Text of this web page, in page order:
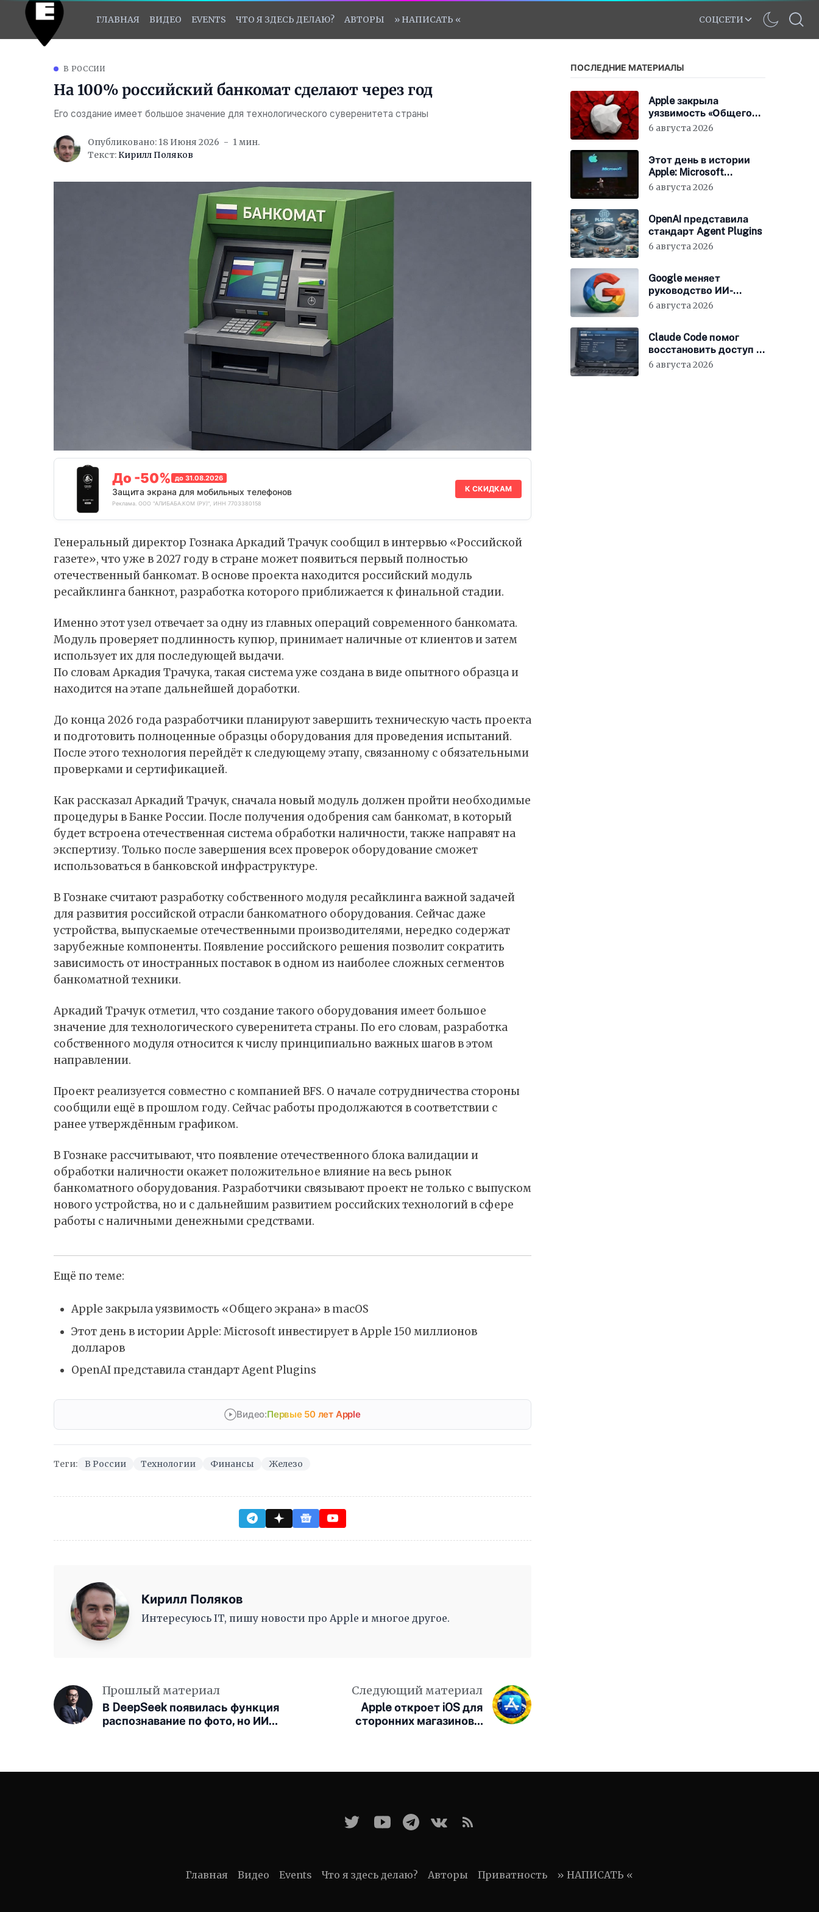
ГЛАВНАЯ ВИДЕО EVENTS ЧТО Я ЗДЕСЬ ДЕЛАЮ? АВТОРЫ » НАПИСАТЬ « СОЦСЕТИ
В РОССИИ
На 100% российский банкомат сделают через год
Его создание имеет большое значение для технологического суверенитета страны
Опубликовано: 18 Июня 2026
1 мин.
Текст: Кирилл Поляков
До -50% до 31.08.2026
Защита экрана для мобильных телефонов
Реклама. ООО "АЛИБАБА.КОМ (РУ)", ИНН 7703380158
К СКИДКАМ
Генеральный директор Гознака Аркадий Трачук сообщилв интервью «Российской
газете», что уже в 2027 году в стране может появиться первый полностью
отечественный банкомат. В основе проекта находится российский модуль
ресайклинга банкнот, разработка которого приближается к финальной стадии.
Именно этот узел отвечает за одну из главных операций современного банкомата.
Модуль проверяет подлинность купюр, принимает наличные от клиентов и затем
использует их для последующей выдачи.
По словам Аркадия Трачука, такая система уже создана в виде опытного образца и
находится на этапе дальнейшей доработки.
До конца 2026 года разработчики планируют завершить техническую часть проекта
и подготовить полноценные образцы оборудования для проведения испытаний.
После этого технология перейдёт к следующему этапу, связанному с обязательными
проверками и сертификацией.
Как рассказал Аркадий Трачук, сначала новый модуль должен пройти необходимые
процедуры в Банке России. После получения одобрения сам банкомат, в который
будет встроена отечественная система обработки наличности, также направят на
экспертизу. Только после завершения всех проверок оборудование сможет
использоваться в банковской инфраструктуре.
В Гознаке считают разработку собственного модуля ресайклинга важной задачей
для развития российской отрасли банкоматного оборудования. Сейчас даже
устройства, выпускаемые отечественными производителями, нередко содержат
зарубежные компоненты. Появление российского решения позволит сократить
зависимость от иностранных поставок в одном из наиболее сложных сегментов
банкоматной техники.
Аркадий Трачук отметил, что создание такого оборудования имеет большое
значение для технологического суверенитета страны. По его словам, разработка
собственного модуля относится к числу принципиально важных шагов в этом
направлении.
Проект реализуется совместно с компанией BFS. О начале сотрудничества стороны
сообщили ещё в прошлом году. Сейчас работы продолжаются в соответствии с
ранее утверждённым графиком.
В Гознаке рассчитывают, что появление отечественного блока валидации и
обработки наличности окажет положительное влияние на весь рынок
банкоматного оборудования. Разработчики связывают проект не только с выпуском
нового устройства, но и с дальнейшим развитием российских технологий в сфере
работы с наличными денежными средствами.
Ещё по теме:
Apple закрыла уязвимость «Общего экрана» в macOS
Этот день в истории Apple: Microsoft инвестирует в Apple 150 миллионов
долларов
OpenAI представила стандарт Agent Plugins
Видео:Первые 50 лет Apple
Теги: В России Технологии Финансы Железо
Кирилл Поляков
Интересуюсь IT, пишу новости про Apple и многое другое.
Прошлый материал
В DeepSeek появилась функция
распознавание по фото, но ИИ
Следующий материал
Apple откроет iOS для
сторонних магазинов в
ПОСЛЕДНИЕ МАТЕРИАЛЫ
Apple закрыла
уязвимость «Общего
экрана» в macOS
6 августа 2026
Этот день в истории
Apple: Microsoft
инвестирует в Apple
6 августа 2026
OpenAI представила
стандарт Agent Plugins
6 августа 2026
Google меняет
руководство ИИ-
направления
6 августа 2026
Claude Code помог
восстановить доступ к
BIOS ноутбука
6 августа 2026
Главная Видео Events Что я здесь делаю? Авторы Приватность » НАПИСАТЬ «